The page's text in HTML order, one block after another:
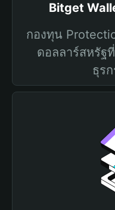
Bitget
กองทุน
ดอลลาร์สหรัฐ
ธุร